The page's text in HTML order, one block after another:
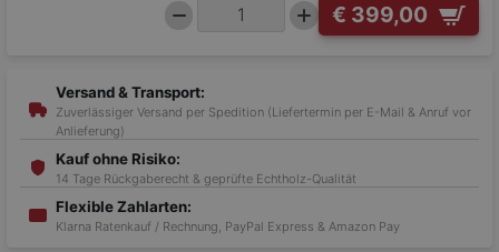
€ 399,00
Versand & Transport:
Zuverlässiger Versand per Spedition (Liefertermin per E-Mail & Anruf vor
Anlieferung)
Kauf ohne Risiko:
14 Tage Rückgaberecht & geprüfte Echtholz-Qualität
Flexible Zahlarten:
Klarna Ratenkauf / Rechnung, PayPal Express & Amazon Pay